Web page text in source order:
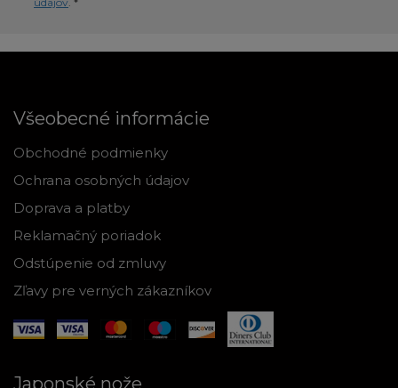
Všeobecné informácie
Obchodné podmienky
Ochrana osobných údajov
Doprava a platby
Reklamačný poriadok
Odstúpenie od zmluvy
Zľavy pre verných zákazníkov